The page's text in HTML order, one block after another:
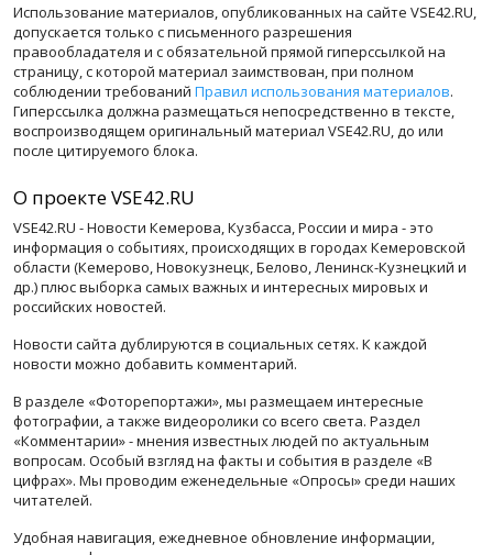
Использование материалов, опубликованных на сайте VSE42.RU,
допускается только с письменного разрешения
правообладателя и с обязательной прямой гиперссылкой на
страницу, с которой материал заимствован, при полном
соблюдении требований Правил использования материалов.
Гиперссылка должна размещаться непосредственно в тексте,
воспроизводящем оригинальный материал VSE42.RU, до или
после цитируемого блока.
О проекте VSE42.RU
VSE42.RU - Новости Кемерова, Кузбасса, России и мира - это
информация о событиях, происходящих в городах Кемеровской
области (Кемерово, Новокузнецк, Белово, Ленинск-Кузнецкий и
др.) плюс выборка самых важных и интересных мировых и
российских новостей.
Новости сайта дублируются в социальных сетях. К каждой
новости можно добавить комментарий.
В разделе «Фоторепортажи», мы размещаем интересные
фотографии, а также видеоролики со всего света. Раздел
«Комментарии» - мнения известных людей по актуальным
вопросам. Особый взгляд на факты и события в разделе «В
цифрах». Мы проводим еженедельные «Опросы» среди наших
читателей.
Удобная навигация, ежедневное обновление информации,